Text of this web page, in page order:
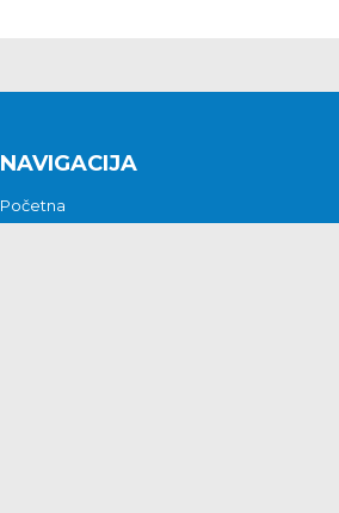
NAVIGACIJA
Početna